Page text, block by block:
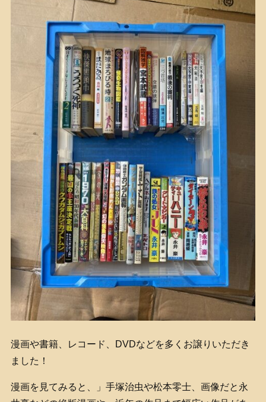
漫画や書籍、レコード、DVDなどを多くお譲りいただき
ました！
漫画を見てみると、」手塚治虫や松本零士、画像だと永